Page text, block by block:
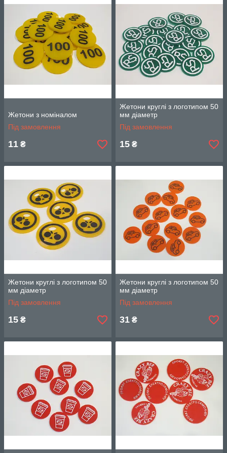
Жетони з номіналом
Під замовлення
11 ₴
Жетони круглі з логотипом 50
мм діаметр
Під замовлення
15 ₴
Жетони круглі з логотипом 50
мм діаметр
Під замовлення
15 ₴
Жетони круглі з логотипом 50
мм діаметр
Під замовлення
31 ₴